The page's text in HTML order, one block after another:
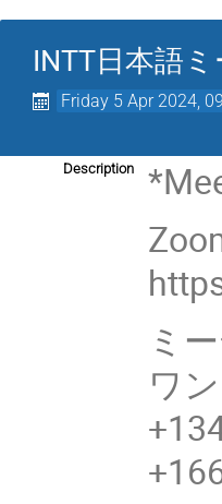
INTT日本語
Friday 5 Apr 2024,
Description
ミ
ワ